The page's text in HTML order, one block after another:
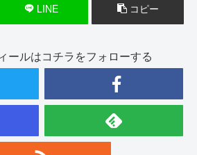
LINE コピー
ールはコチラをフォローする